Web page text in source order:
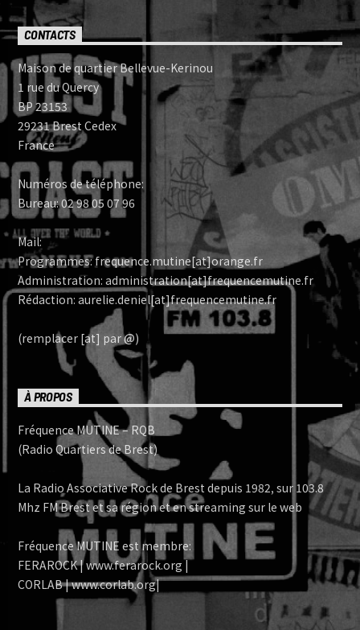
CONTACTS
Maison de quartier Bellevue-Kerinou
1 rue du Quercy
BP 23153
29231 Brest Cedex
France
Numéros de téléphone:
Bureau: 02 98 05 07 96
Mail:
Programmes: frequence.mutine[at]orange.fr
Administration: administration[at]frequencemutine.fr
Rédaction: aurelie.deniel[at]frequencemutine.fr
(remplacer [at] par @)
À PROPOS
Fréquence MUTINE – RQB
(Radio Quartiers de Brest)
La Radio Associative Rock de Brest depuis 1982, sur 103.8
Mhz FM Brest et sa région et en streaming sur le web
Fréquence MUTINE est membre:
FERAROCK | www.ferarock.org |
CORLAB | www.corlab.org|